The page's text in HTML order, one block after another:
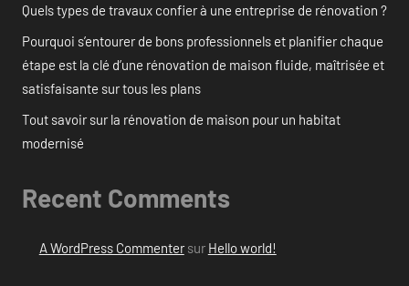
Quels types de travaux confier à une entreprise de rénovation ?
Pourquoi s’entourer de bons professionnels et planifier chaque
étape est la clé d’une rénovation de maison fluide, maîtrisée et
satisfaisante sur tous les plans
Tout savoir sur la rénovation de maison pour un habitat
modernisé
Recent Comments
A WordPress Commentersur Hello world!